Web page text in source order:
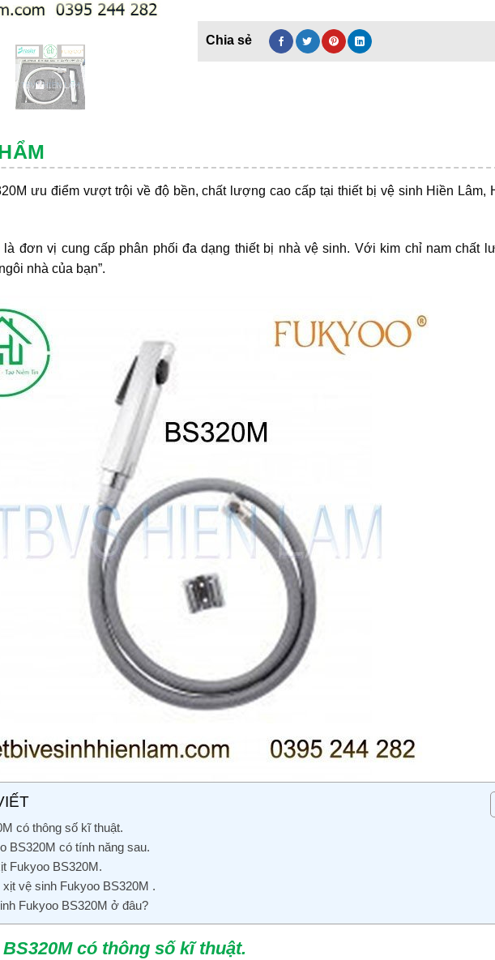
ưu điểm vượt trội về độ bền, chất lượng cao cấp tại thiết bị vệ sinh Hiền Lâm,
là đơn vị cung cấp phân phối đa dạng thiết bị nhà vệ sinh. Với kim chỉ nam chất
nhà của bạn”.
có thông số kĩ thuật.
BS320M có tính năng sau.
Fukyoo BS320M.
vệ sinh Fukyoo BS320M .
Fukyoo BS320M ở đâu?
có thông số kĩ thuật.